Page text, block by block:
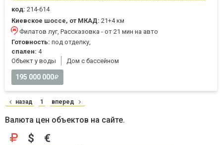
код: 214-614
Киевское шоссе, от МКАД: 21+4 км
Филатов луг, Рассказовка - от 21 мин на авто
Готовность: под отделку,
спален: 4
Объект у воды
Дом с бассейном
195 000 000
назад 1 вперед
Валюта цен объектов на сайте.
$ €